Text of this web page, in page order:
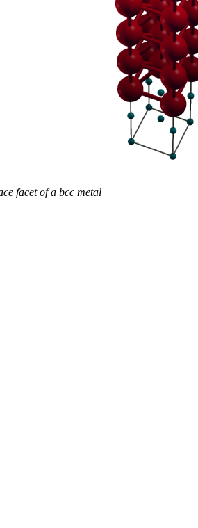
facet of a bcc metal